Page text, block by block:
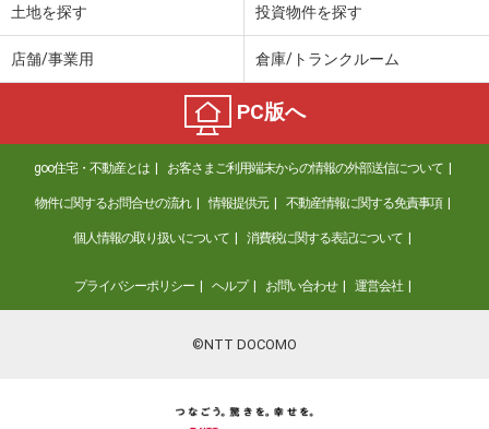
土地を探す 投資物件を探す
店舗/事業用 倉庫/トランクルーム
PC版へ
goo住宅・不動産とは お客さまご利用端末からの情報の外部送信について
物件に関するお問合せの流れ 情報提供元 不動産情報に関する免責事項
個人情報の取り扱いについて 消費税に関する表記について
プライバシーポリシー ヘルプ お問い合わせ 運営会社
©NTT DOCOMO